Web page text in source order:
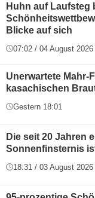
Huhn auf Laufsteg
Blicke auf sich
07:02 / 04 August 2026
Unerwartete Mahr-
kasachischen
Gestern 18:01
Die seit 20 Jahren
Sonnenfinsternis
18:31 / 03 August 2026